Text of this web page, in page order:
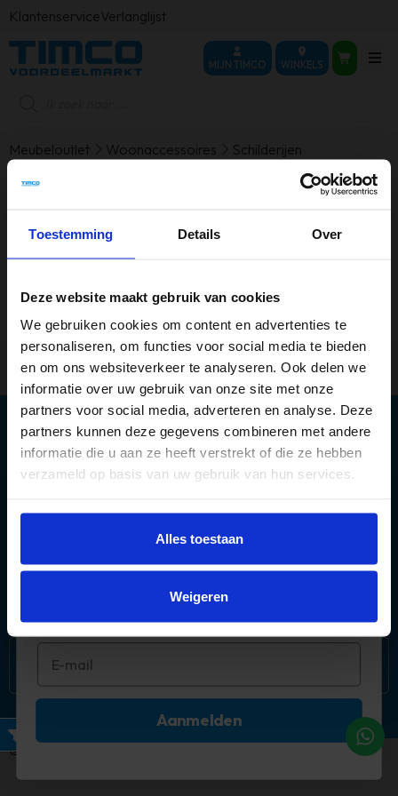
Toestemming Details Over
Deze website maakt gebruik van cookies
We gebruiken cookies om content en advertenties te
personaliseren, om functies voor social media te bieden
en om ons websiteverkeer te analyseren. Ook delen we
informatie over uw gebruik van onze site met onze
partners voor social media, adverteren en analyse. Deze
partners kunnen deze gegevens combineren met andere
informatie die u aan ze heeft verstrekt of die ze hebben
verzameld op basis van uw gebruik van hun services.
Alles toestaan
Weigeren
KlantenserviceVerlanglijst
MIJN TIMCO WINKELS
Meubeloutlet Woonaccessoires Schilderijen
Schilderijen
Filters
Over ons
©2026 Timco Voordeelmarkt
Méér deals? 🤩
Abonneer je op onze mail!
Aanmelden